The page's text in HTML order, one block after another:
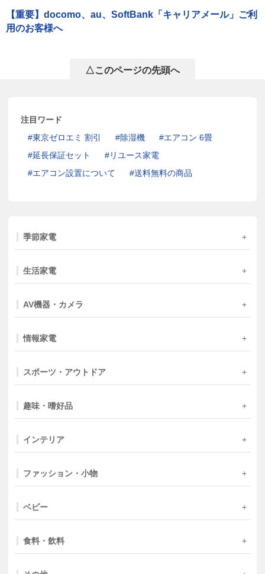
【重要】docomo、au、SoftBank「キャリアメール」ご利
用のお客様へ
△このページの先頭へ
注目ワード
東京ゼロエミ 割引
除湿機
エアコン 6畳
延長保証セット
リユース家電
エアコン設置について
送料無料の商品
季節家電
生活家電
AV機器・カメラ
情報家電
スポーツ・アウトドア
趣味・嗜好品
インテリア
ファッション・小物
ベビー
食料・飲料